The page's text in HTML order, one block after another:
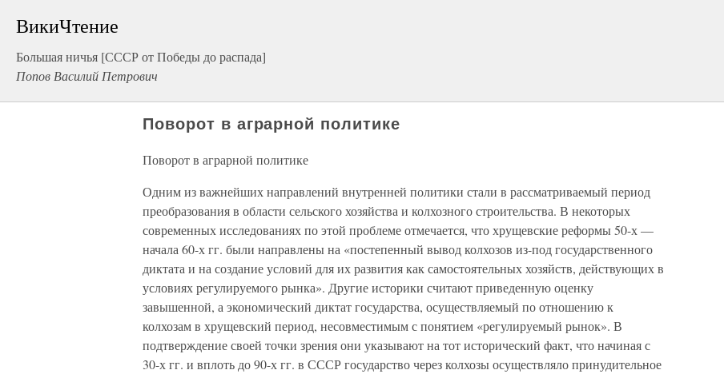
ВикиЧтение
Большая ничья [СССР от Победы до распада]
Попов Василий Петрович
Поворот в аграрной политике
Поворот в аграрной политике
Одним из важнейших направлений внутренней политики стали в рассматриваемый период
преобразования в области сельского хозяйства и колхозного строительства. В некоторых
современных исследованиях по этой проблеме отмечается, что хрущевские реформы 50-х —
начала 60-х гг. были направлены на «постепенный вывод колхозов из-под государственного
диктата и на создание условий для их развития как самостоятельных хозяйств, действующих в
условиях регулируемого рынка». Другие историки считают приведенную оценку
завышенной, а экономический диктат государства, осуществляемый по отношению к
колхозам в хрущевский период, несовместимым с понятием «регулируемый рынок». В
подтверждение своей точки зрения они указывают на тот исторический факт, что начиная с
30-х гг. и вплоть до 90-х гг. в СССР государство через колхозы осуществляло принудительное